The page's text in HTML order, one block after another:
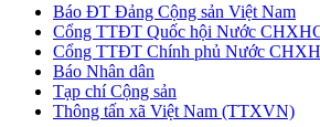
Báo ĐT Đảng Cộng sản Việt Nam
Cổng TTĐT Quốc hội Nước
Cổng TTĐT Chính phủ Nước
Báo Nhân dân
Tạp chí Cộng sản
Thông tấn xã Việt Nam (TTXVN)